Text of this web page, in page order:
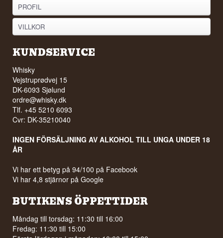
PROFIL
VILLKOR
KUNDSERVICE
Whisky
Vejstruprødvej 15
DK-6093 Sjølund
ordre@whisky.dk
Tlf. +45 5210 6093
Cvr: DK-35210040
INGEN FÖRSÄLJNING AV ALKOHOL TILL UNGA UNDER 18
ÅR
Vi har ett betyg på 94/100 på Facebook
Vi har 4,8 stjärnor på Google
BUTIKENS ÖPPETTIDER
Måndag till torsdag: 11:30 till 16:00
Fredag: 11:30 till 15:00